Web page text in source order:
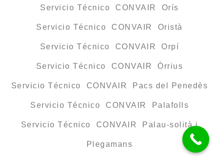
Servicio Técnico CONVAIR Orís
Servicio Técnico CONVAIR Oristà
Servicio Técnico CONVAIR Orpí
Servicio Técnico CONVAIR Òrrius
Servicio Técnico CONVAIR Pacs del Penedès
Servicio Técnico CONVAIR Palafolls
Servicio Técnico CONVAIR Palau-solità i
Plegamans